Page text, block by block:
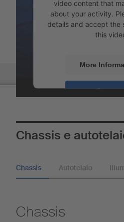
video content that
about your activity.
details and accept the
this
More
Accept
Chassis e
Chassis Autotelaio
Chassis